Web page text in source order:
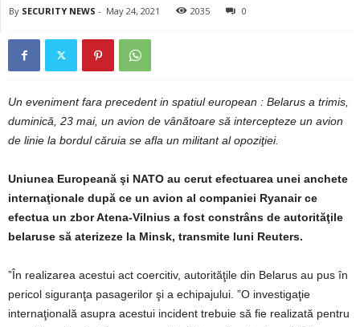
By SECURITY NEWS - May 24, 2021 2035 0
Un eveniment fara precedent in spatiul european : Belarus a trimis,
duminică, 23 mai, un avion de vânătoare să intercepteze un avion
de linie la bordul căruia se afla un militant al opoziţiei.
Uniunea Europeană şi NATO au cerut efectuarea unei anchete
internaţionale după ce un avion al companiei Ryanair ce
efectua un zbor Atena-Vilnius a fost constrâns de autorităţile
belaruse să aterizeze la Minsk, transmite luni Reuters.
”În realizarea acestui act coercitiv, autorităţile din Belarus au pus în
pericol siguranţa pasagerilor şi a echipajului. ”O investigaţie
internaţională asupra acestui incident trebuie să fie realizată pentru